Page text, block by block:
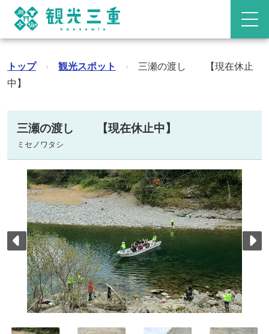
トップ › 観光スポット ›
三瀬の渡し 【現在休止
中】
三瀬の渡し 【現在休止中】
ミセノワタシ